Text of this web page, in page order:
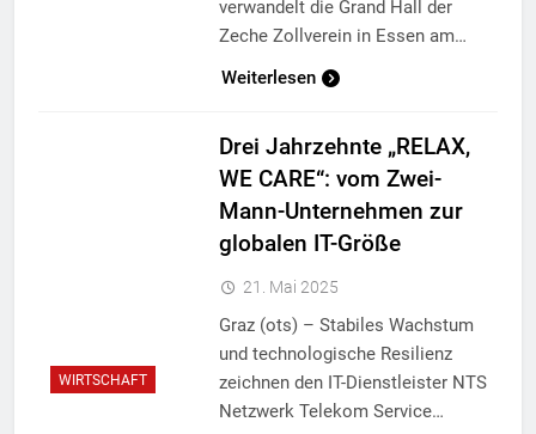
verwandelt die Grand Hall der
Zeche Zollverein in Essen am…
Weiterlesen
WIRTSCHAFT
Drei Jahrzehnte „RELAX,
WE CARE“: vom Zwei-
Mann-Unternehmen zur
globalen IT-Größe
21. Mai 2025
Graz (ots) – Stabiles Wachstum
und technologische Resilienz
zeichnen den IT-Dienstleister NTS
Netzwerk Telekom Service…